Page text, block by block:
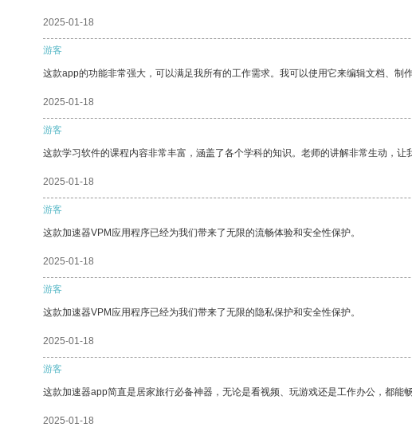
2025-01-18
游客
这款app的功能非常强大，可以满足我所有的工作需求。我可以使用它来编辑文档、制
2025-01-18
游客
这款学习软件的课程内容非常丰富，涵盖了各个学科的知识。老师的讲解非常生动，让
2025-01-18
游客
这款加速器VPM应用程序已经为我们带来了无限的流畅体验和安全性保护。
2025-01-18
游客
这款加速器VPM应用程序已经为我们带来了无限的隐私保护和安全性保护。
2025-01-18
游客
这款加速器app简直是居家旅行必备神器，无论是看视频、玩游戏还是工作办公，都能
2025-01-18